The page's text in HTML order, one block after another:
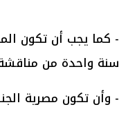
- كما يجب أن تكون
سنة واحدة من
- وأن تكون مصرية